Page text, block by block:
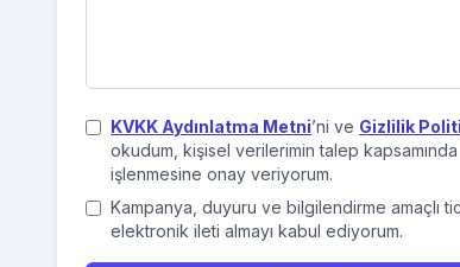
KVKK Aydınlatma Metni’ni ve Gizlilik
okudum, kişisel verilerimin talep kapsamında
işlenmesine onay veriyorum.
Kampanya, duyuru ve bilgilendirme amaçlı
elektronik ileti almayı kabul ediyorum.